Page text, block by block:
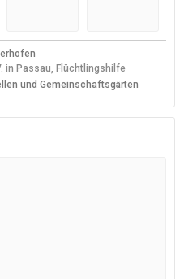
in Passau, Flüchtlingshilfe
und Gemeinschaftsgärten